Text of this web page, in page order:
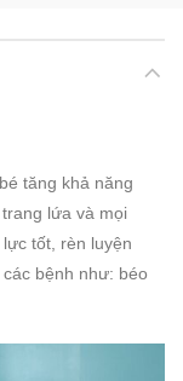
tăng khả năng
lứa và mọi
tốt, rèn luyện
bệnh như: béo